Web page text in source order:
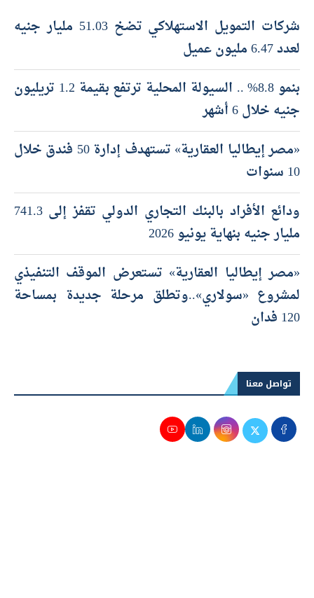
أحدث المقالات
لعدد 6.47 مليون عميل
جنيه خلال 6 أشهر
10 سنوات
مليار جنيه بنهاية يونيو 2026
«مصر إيطاليا العقارية» تستعرض الموقف التنفيذي
لمشروع «سولاري»..وتطلق مرحلة جديدة بمساحة
تواصل معنا